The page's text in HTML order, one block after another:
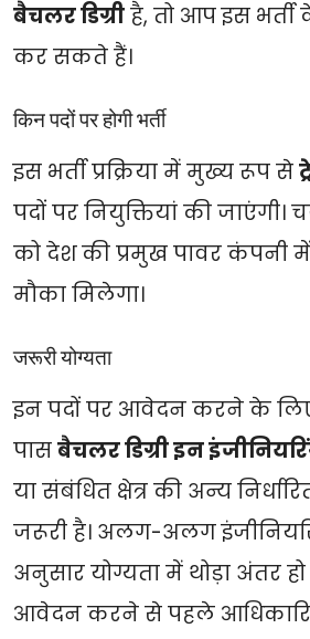
बैचलर डिग्रीहै, तो आप इस
कर सकते हैं।
किन पदों पर होगी भर्ती
इस भर्ती प्रक्रिया में मुख्य रूप से
पदों पर नियुक्तियां की जाएंगी।
को देश की प्रमुख पावर कंपनी
मौका मिलेगा।
जरूरी योग्यता
इन पदों पर आवेदन करने के लिए
पासबैचलर डिग्री इन
या संबंधित क्षेत्र की अन्य
जरूरी है। अलग-अलग
अनुसार योग्यता में थोड़ा अंतर
आवेदन करने से पहले